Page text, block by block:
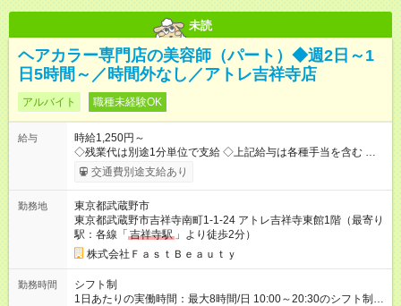
未読
ヘアカラー専門店の美容師（パート）◆週2日～1
日5時間～／時間外なし／アトレ吉祥寺店
アルバイト 職種未経験OK
給与
時給1,250円～
◇残業代は別途1分単位で支給 ◇上記給与は各種手当を含む ◇毎
月インセンティブポイント付与 ・店舗売上や入客人数などに応
じてインセンティブポイントを付与 ・ポイントは6ヶ月に一度引
理美容師手当あり 研修期間6ヶ月間は以下給与のみ変更あり 時
給1230円 ※交通費支給（～500円/日） ※給与に関しては2025年
度の最低賃金を反映済み ※各都道府県の施行月より適応、入社
時期によっては変動の可能性あり 詳細は、採用担当へお問い合
わせください 【試用期間】試用期間なし
交通費別途支給あり
勤務地
東京都武蔵野市
東京都武蔵野市吉祥寺南町1-1-24 アトレ吉祥寺東館1階（最寄り
駅：各線「 吉祥寺駅 」より徒歩2分）
株式会社ＦａｓｔＢｅａｕｔｙ
勤務時間
シフト制
1日あたりの実働時間：最大8時間/日 10:00～20:30のシフト制